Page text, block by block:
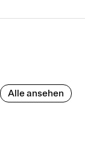
Alle ansehen